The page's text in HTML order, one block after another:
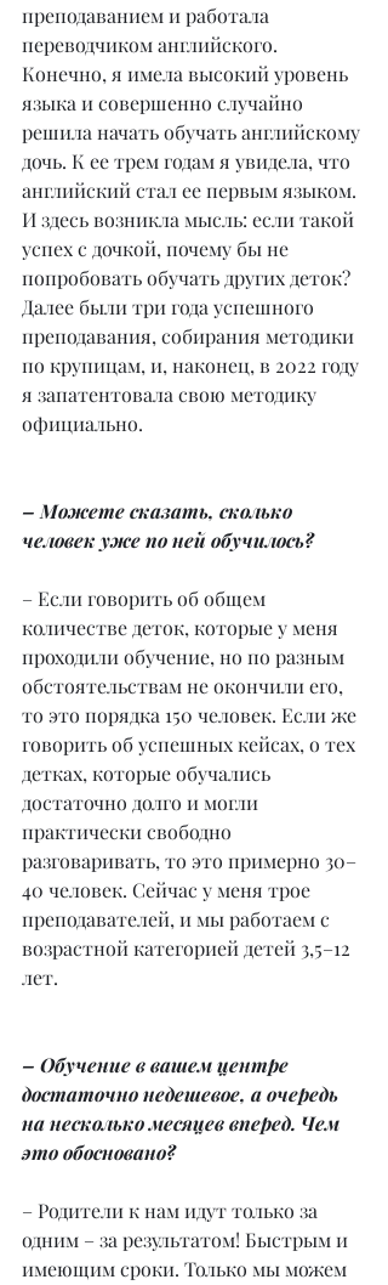
преподаванием и работала
переводчиком английского.
Конечно, я имела высокий уровень
языка и совершенно случайно
решила начать обучать английскому
дочь. К ее трем годам я увидела, что
английский стал ее первым языком.
И здесь возникла мысль: если такой
успех с дочкой, почему бы не
попробовать обучать других деток?
Далее были три года успешного
преподавания, собирания методики
по крупицам, и, наконец, в 2022 году
я запатентовала свою методику
официально.
– Можете сказать, сколько
человек уже по ней обучилось?
– Если говорить об общем
количестве деток, которые у меня
проходили обучение, но по разным
обстоятельствам не окончили его,
то это порядка 150 человек. Если же
говорить об успешных кейсах, о тех
детках, которые обучались
достаточно долго и могли
практически свободно
разговаривать, то это примерно 30–
40 человек. Сейчас у меня трое
преподавателей, и мы работаем с
возрастной категорией детей 3,5–12
лет.
– Обучение в вашем центре
достаточно недешевое, а очередь
на несколько месяцев вперед. Чем
это обосновано?
– Родители к нам идут только за
одним – за результатом! Быстрым и
имеющим сроки. Только мы можем